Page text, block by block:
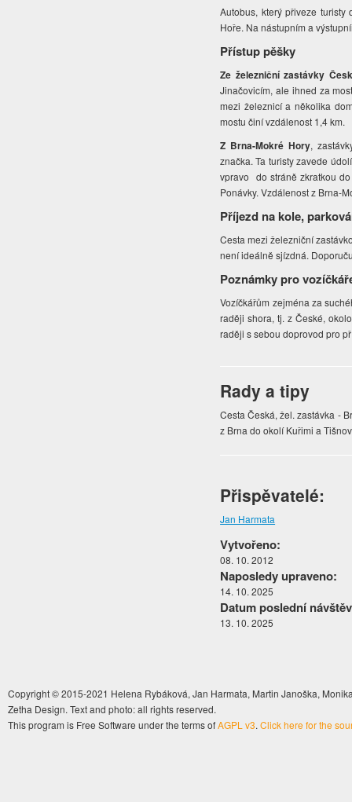
Autobus, který přiveze
Hoře. Na nástupním a
Přístup pěšky
Ze železniční zastávky
Jinačovicím, ale ihned za
mezi železnicí a několika
mostu činí vzdálenost 1,4 km.
Z Brna-Mokré Hory,
značka. Ta turisty zavede
vpravo do stráně zkratkou
Ponávky. Vzdálenost z Brna-
Příjezd na kole,
Cesta mezi železniční
není ideálně sjízdná.
Poznámky pro
Vozíčkářům zejména za
raději shora, tj. z České,
raději s sebou doprovod pro
Rady a tipy
Cesta Česká, žel. zastávka -
z Brna do okolí Kuřimi a
Přispěvatelé:
Jan Harmata
Vytvořeno:
08. 10. 2012
Naposledy upraveno:
14. 10. 2025
Datum poslední
13. 10. 2025
Copyright © 2015-2021 Helena Rybáková, Jan Harmata, Martin Janoška,
Zetha Design. Text and photo: all rights reserved.
This program is Free Software under the terms ofAGPL v3. Click here for the